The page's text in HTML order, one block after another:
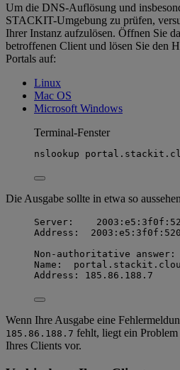
Um die DNS-Auflösung und
STACKIT-Umgebung zu prüfen,
Ihrer Instanz aufzulösen. Öffnen Sie
betroffenen Client und lösen Sie den
Portals auf:
Linux
Mac OS
Microsoft Windows
Terminal-Fenster
nslookup
Die Ausgabe sollte in etwa so
Server:
Address:
Non-authoritative answer:
Name:
Address: 185.86.188.7
Wenn Ihre Ausgabe eine
185.86.188.7 fehlt, liegt ein
Ihres Clients vor.